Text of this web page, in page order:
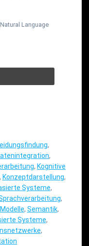
Language
,
,
, Kognitive
, Konzeptdarstellung,
Systeme,
,
, Semantik,
Systeme,
,